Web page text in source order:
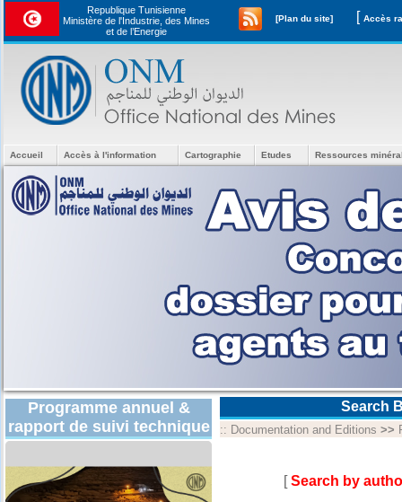
Republique Tunisienne
Ministère de l'Industrie, des Mines
et de l’Energie
[Plan du site] [
Accueil Accès à l'information Cartographie Etudes Ressources
Programme annuel &
rapport de suivi technique
Search
:: Documentation and Editions >>
[Search by